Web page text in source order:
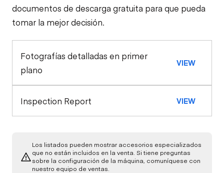
documentos de descarga gratuita para que pueda
tomar la mejor decisión.
Fotografías detalladas en primer
plano
VIEW
Inspection Report VIEW
Los listados pueden mostrar accesorios especializados
que no están incluidos en la venta. Si tiene preguntas
sobre la configuración de la máquina, comuníquese con
nuestro equipo de ventas.